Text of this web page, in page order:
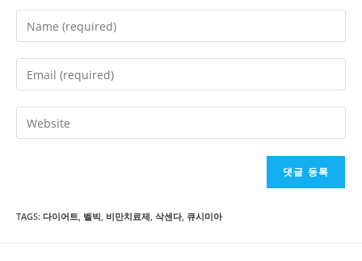
Enter
your
name
comment
Enter
your
email
address
Enter
your
TAGS: 다이어트, 벨빅, 비만치료제, 삭센다, 큐시미아